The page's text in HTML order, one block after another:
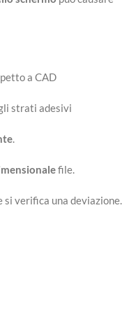
a CAD
strati adesivi
.
file.
si verifica una deviazione.